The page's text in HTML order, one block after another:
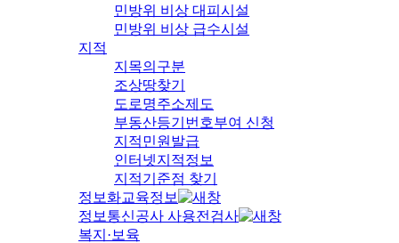
민방위 비상 대피시설
민방위 비상 급수시설
지적
지목의구분
조상땅찾기
도로명주소제도
부동산등기번호부여 신청
지적민원발급
인터넷지적정보
지적기준점 찾기
정보화교육정보
정보통신공사 사용전검사
복지·보육